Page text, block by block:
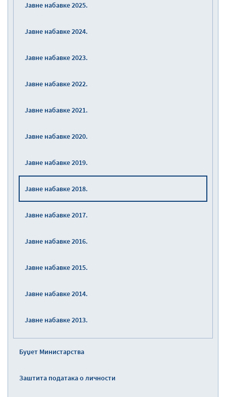
Јавне набавке 2025.
Јавне набавке 2024.
Јавне набавке 2023.
Јавне набавке 2022.
Јавне набавке 2021.
Јавне набавке 2020.
Јавне набавке 2019.
Јавне набавке 2018.
Јавне набавке 2017.
Јавне набавке 2016.
Јавне набавке 2015.
Јавне набавке 2014.
Јавне набавке 2013.
Буџет Министарства
Заштита података о личности